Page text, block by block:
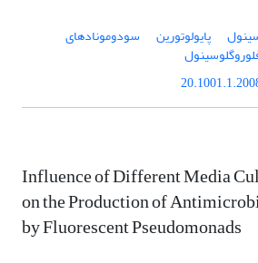
پایولوتورین سودومونادهای
Influence of Different Media
on the Production of
by Fluorescent Pseudomonads